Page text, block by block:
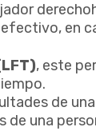
en
, este
de
de una